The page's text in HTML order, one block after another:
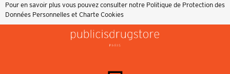
Pour en savoir plus vous pouvez consulter notre Politique de Protection des
Données Personnelles et Charte Cookies